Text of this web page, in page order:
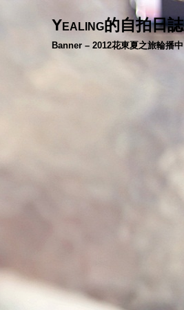
Yealing的自拍日誌
Banner – 2012花東夏之旅輪播中